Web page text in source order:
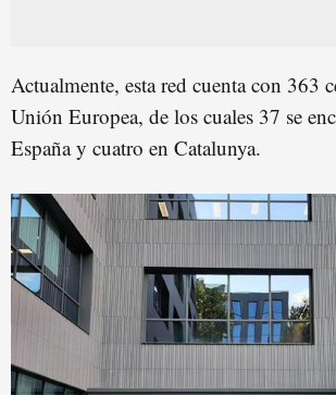
Actualmente, esta red cuenta con 363
Unión Europea, de los cuales 37 se
España y cuatro en Catalunya.